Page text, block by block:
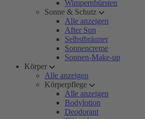
Wimpernbürsten
Sonne & Schutz
Alle anzeigen
After Sun
Selbstbräuner
Sonnencreme
Sonnen-Make-up
Körper
Alle anzeigen
Körperpflege
Alle anzeigen
Bodylotion
Deodorant